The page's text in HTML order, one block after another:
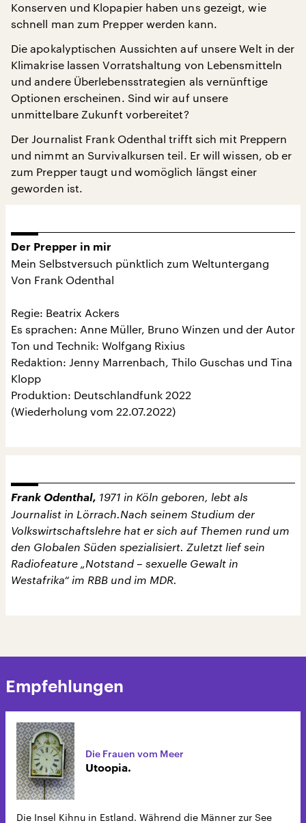
Konserven und Klopapier haben uns gezeigt, wie
schnell man zum Prepper werden kann.
Die apokalyptischen Aussichten auf unsere Welt in der
Klimakrise lassen Vorratshaltung von Lebensmitteln
und andere Überlebensstrategien als vernünftige
Optionen erscheinen. Sind wir auf unsere
unmittelbare Zukunft vorbereitet?
Der Journalist Frank Odenthal trifft sich mit Preppern
und nimmt an Survivalkursen teil. Er will wissen, ob er
zum Prepper taugt und womöglich längst einer
geworden ist.
Der Prepper in mir
Mein Selbstversuch pünktlich zum Weltuntergang
Von Frank Odenthal
Regie: Beatrix Ackers
Es sprachen: Anne Müller, Bruno Winzen und der Autor
Ton und Technik: Wolfgang Rixius
Redaktion: Jenny Marrenbach, Thilo Guschas und Tina
Klopp
Produktion: Deutschlandfunk 2022
(Wiederholung vom 22.07.2022)
Frank Odenthal, 1971 in Köln geboren, lebt als
Journalist in Lörrach.Nach seinem Studium der
Volkswirtschaftslehre hat er sich auf Themen rund um
den Globalen Süden spezialisiert. Zuletzt lief sein
Radiofeature „Notstand – sexuelle Gewalt in
Westafrika“ im RBB und im MDR.
Empfehlungen
Die Frauen vom Meer
Utoopia.
Die Insel Kihnu in Estland. Während die Männer zur See